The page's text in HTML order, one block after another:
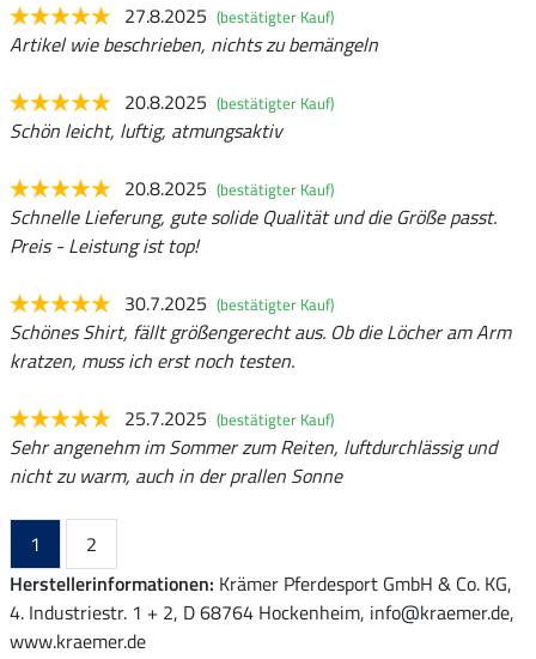
27.8.2025 (bestätigter Kauf)
Artikel wie beschrieben, nichts zu bemängeln
20.8.2025 (bestätigter Kauf)
Schön leicht, luftig, atmungsaktiv
20.8.2025 (bestätigter Kauf)
Schnelle Lieferung, gute solide Qualität und die Größe passt.
Preis - Leistung ist top!
30.7.2025 (bestätigter Kauf)
Schönes Shirt, fällt größengerecht aus. Ob die Löcher am Arm
kratzen, muss ich erst noch testen.
25.7.2025 (bestätigter Kauf)
Sehr angenehm im Sommer zum Reiten, luftdurchlässig und
nicht zu warm, auch in der prallen Sonne
1
2
Herstellerinformationen: Krämer Pferdesport GmbH & Co. KG,
4. Industriestr. 1 + 2, D 68764 Hockenheim, info@kraemer.de,
www.kraemer.de